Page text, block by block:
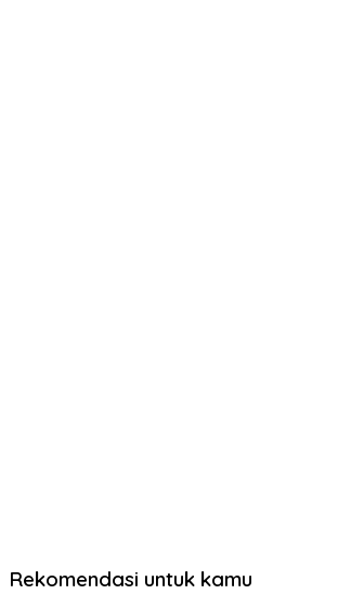
Rekomendasi untuk kamu